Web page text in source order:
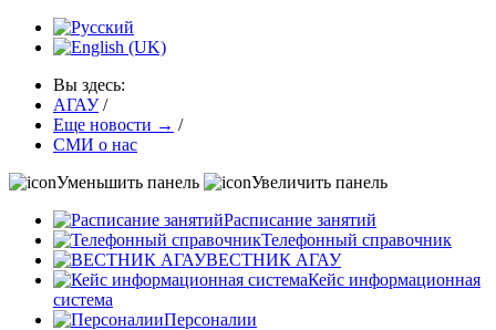
Вы здесь:
АГАУ /
Еще новости → /
СМИ о нас
Уменьшить панель
Увеличить панель
Расписание занятий
Телефонный справочник
ВЕСТНИК АГАУ
Кейс информационная
система
Персоналии